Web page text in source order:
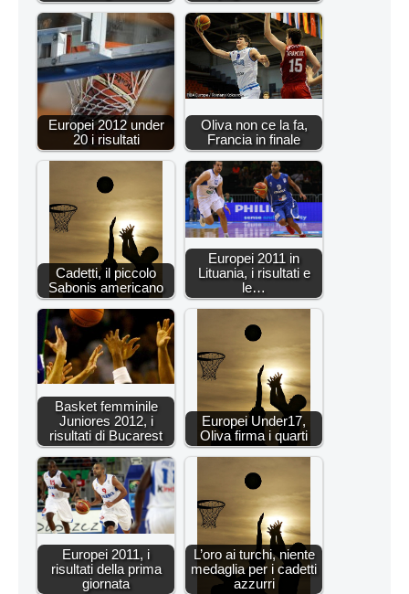
Europei 2012 under
20 i risultati
Oliva non ce la fa,
Francia in finale
Cadetti, il piccolo
Sabonis americano
Europei 2011 in
Lituania, i risultati e
le…
Basket femminile
Juniores 2012, i
risultati di Bucarest
Europei Under17,
Oliva firma i quarti
Europei 2011, i
risultati della prima
giornata
L’oro ai turchi, niente
medaglia per i cadetti
azzurri